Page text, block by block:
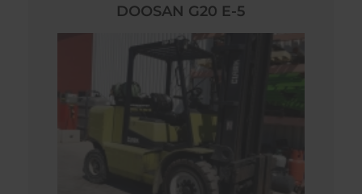
DOOSAN G20 E-5